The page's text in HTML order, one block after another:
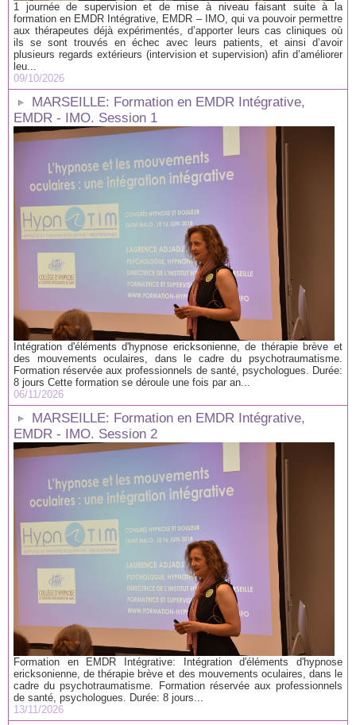
1 journée de supervision et de mise à niveau faisant suite à la
formation en EMDR Intégrative, EMDR – IMO, qui va pouvoir permettre
aux thérapeutes déjà expérimentés, d’apporter leurs cas cliniques où
ils se sont trouvés en échec avec leurs patients, et ainsi d’avoir
plusieurs regards extérieurs (intervision et supervision) afin d’améliorer
leu...
09/10/2026
MARSEILLE: Formation en EMDR Intégrative,
EMDR - IMO. Session 1
Intégration d'éléments d'hypnose ericksonienne, de thérapie brève et
des mouvements oculaires, dans le cadre du psychotraumatisme.
Formation réservée aux professionnels de santé, psychologues. Durée:
8 jours Cette formation se déroule une fois par an...
06/11/2026
MARSEILLE: Formation en EMDR Intégrative,
EMDR - IMO. Session 2
Formation en EMDR Intégrative: Intégration d'éléments d'hypnose
ericksonienne, de thérapie brève et des mouvements oculaires, dans le
cadre du psychotraumatisme. Formation réservée aux professionnels
de santé, psychologues. Durée: 8 jours...
13/11/2026